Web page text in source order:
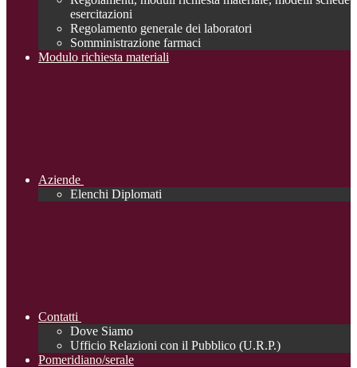
esercitazioni
Regolamento generale dei laboratori
Somministrazione farmaci
Modulo richiesta materiali
Aziende
Elenchi Diplomati
Contatti
Dove Siamo
Ufficio Relazioni con il Pubblico (U.R.P.)
Pomeridiano/serale